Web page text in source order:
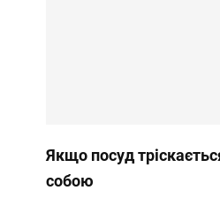
Якщо посуд
собою